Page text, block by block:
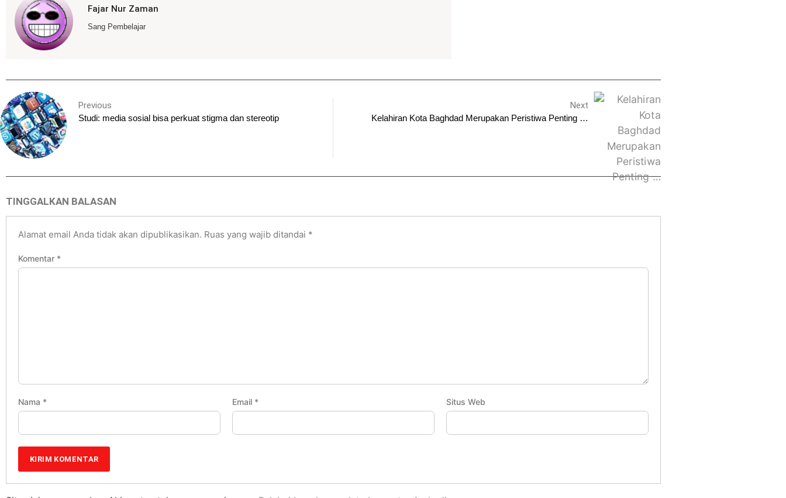
Fajar Nur Zaman
Sang Pembelajar
Previous
Studi: media sosial bisa perkuat stigma dan stereotip
Next
Kelahiran Kota Baghdad Merupakan Peristiwa Penting …
TINGGALKAN BALASAN
Alamat email Anda tidak akan dipublikasikan. Ruas yang wajib ditandai *
Komentar *
Nama * Email * Situs Web